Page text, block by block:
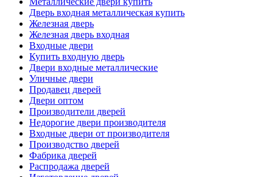
Дверь входная металлическая купить
Железная дверь
Железная дверь входная
Входные двери
Купить входную дверь
Двери входные металлические
Уличные двери
Продавец дверей
Двери оптом
Производители дверей
Недорогие двери производителя
Входные двери от производителя
Производство дверей
Фабрика дверей
Распродажа дверей